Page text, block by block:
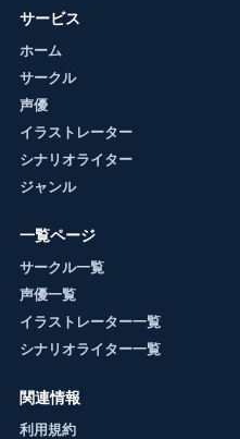
サービス
ホーム
サークル
声優
イラストレーター
シナリオライター
ジャンル
一覧ページ
サークル一覧
声優一覧
イラストレーター一覧
シナリオライター一覧
関連情報
利用規約